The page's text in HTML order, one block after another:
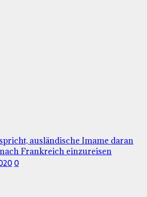
ausländische Imame daran
Frankreich einzureisen
0